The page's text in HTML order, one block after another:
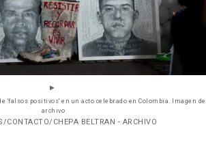
'falsos positivos' en un acto celebrado en Colombia. Imagen de
archivo
CONTACTO/CHEPA BELTRAN - ARCHIVO